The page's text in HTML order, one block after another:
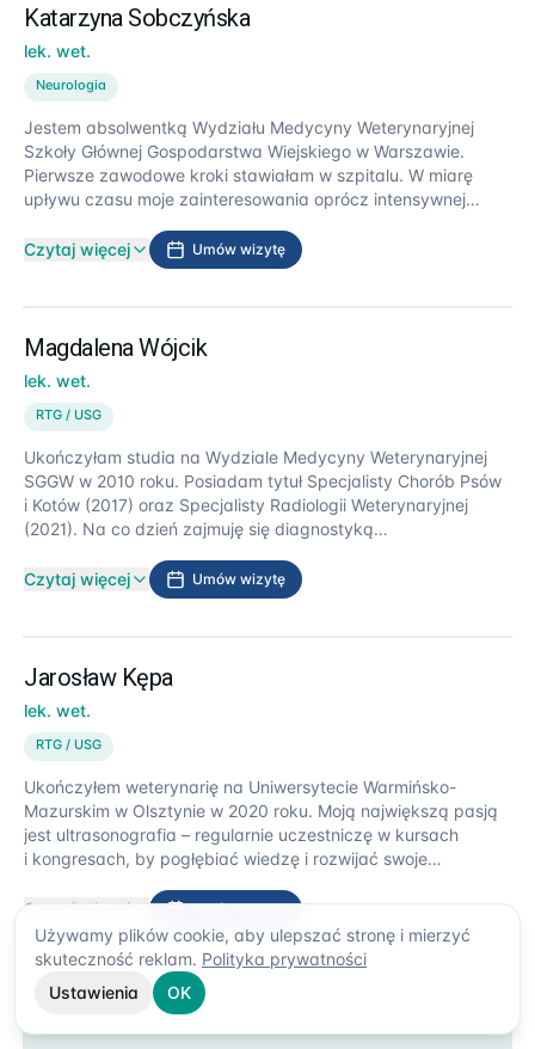
Umów wizytę
+48 22 664 01 07
Katarzyna Sobczyńska
lek. wet.
Neurologia
Jestem absolwentką Wydziału Medycyny Weterynaryjnej
Szkoły Głównej Gospodarstwa Wiejskiego w Warszawie.
Pierwsze zawodowe kroki stawiałam w szpitalu. W miarę
upływu czasu moje zainteresowania oprócz intensywnej
odbyłam miesięczny staż u Dipl. DCVN dr Marcina Wrzoska
w Klinice Chorób Psów i Kotów na Wydziale Medycyny
uczestnicząc w licznych warsztatach, szkoleniach
i konferencjach neurologicznych. W 2016 roku ukończyłam
Specjalizacyjne Studium Podyplomowe z zakresu: Choroby
psów i kotów na Wydziale Medycyny Weterynaryjnej
Uniwersytetu Przyrodniczego we Wrocławiu. W 2018 roku
ukończyłam dwutygodniowy kurs „Brain Camp” w Bolonii –
Veterinary Advanced Diagnostic Imaging Course and
Veterinary Neuroscience Advanced Course.
Czytaj więcej Umów wizytę
Magdalena Wójcik
lek. wet.
RTG / USG
Ukończyłam studia na Wydziale Medycyny Weterynaryjnej
SGGW w 2010 roku. Posiadam tytuł Specjalisty Chorób Psów
i Kotów (2017) oraz Specjalisty Radiologii Weterynaryjnej
(2021). Na co dzień zajmuję się diagnostyką
m.in. jamy brzusznej, klatki piersiowej, tarczycy i innych
struktur miękkotkankowych. Prowadzę również warsztaty
i konferencjach, w tym w międzynarodowych szkoleniach
ESAVS z ultrasonografii. Prywatnie opiekuję się dwoma
wspaniałymi kotami, które skutecznie przypominają mi,
dlaczego wybrałam ten zawód.
Czytaj więcej Umów wizytę
Jarosław Kępa
lek. wet.
RTG / USG
Ukończyłem weterynarię na Uniwersytecie Warmińsko-
Mazurskim w Olsztynie w 2020 roku. Moją największą pasją
jest ultrasonografia – regularnie uczestniczę w kursach
i kongresach, by pogłębiać wiedzę i rozwijać swoje
Prosiaczka, Ryjusia Złomka i Grażyny. Po pracy najchętniej
sięgam po książki fantasy, gram w siatkówkę
albo nadrabiam seriale. Praca ze zwierzętami to dla mnie
nie tylko zawód, ale codzienna pasja i źródło satysfakcji.
Czytaj więcej Umów wizytę
Używamy plików cookie, aby ulepszać stronę i mierzyć
skuteczność reklam. Polityka prywatności
Ustawienia
OK